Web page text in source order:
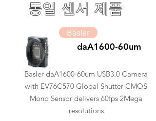
동일 센서 제품
Basler
daA1600-60um
Basler daA1600-60um USB3.0 Camera
with EV76C570 Global Shutter CMOS
Mono Sensor delivers 60fps 2Mega
resolutions